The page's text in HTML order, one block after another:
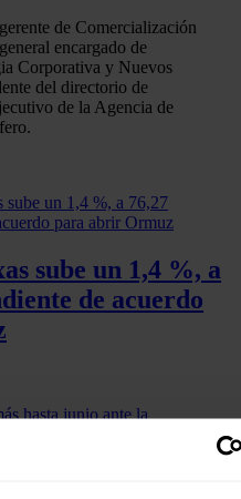
de Comercialización
encargado de
Corporativa y Nuevos
del directorio de
de la Agencia de
sube un 1,4 %, a
de acuerdo